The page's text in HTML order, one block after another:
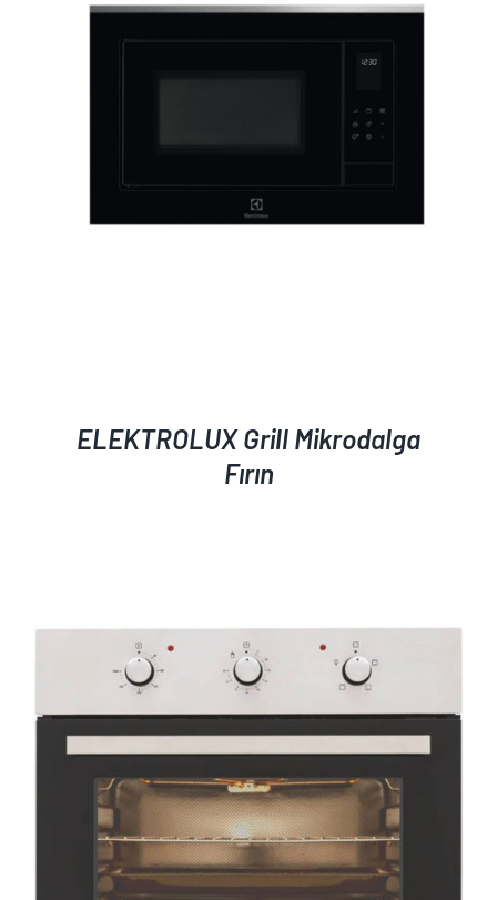
ELEKTROLUX Grill Mikrodalga
Fırın
AYRINTILAR